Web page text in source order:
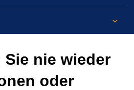
Sie nie wieder
oder